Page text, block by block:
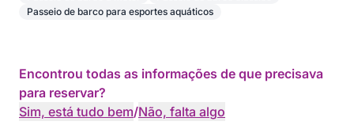
Passeio de barco para esportes aquáticos
Encontrou todas as informações de que precisava
para reservar?
Sim, está tudo bem/Não, falta algo